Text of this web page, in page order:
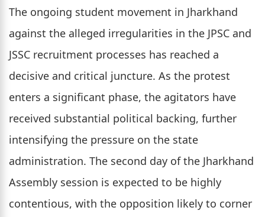
The ongoing student movement in Jharkhand
against the alleged irregularities in the JPSC and
JSSC recruitment processes has reached a
decisive and critical juncture. As the protest
enters a significant phase, the agitators have
received substantial political backing, further
intensifying the pressure on the state
administration. The second day of the Jharkhand
Assembly session is expected to be highly
contentious, with the opposition likely to corner